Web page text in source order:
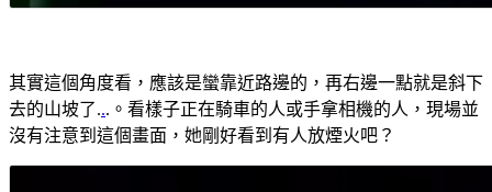
其實這個角度看，應該是蠻靠近路邊的，再右邊一點就是斜下
去的山坡了...。看樣子正在騎車的人或手拿相機的人，現場並
沒有注意到這個畫面，她剛好看到有人放煙火吧？